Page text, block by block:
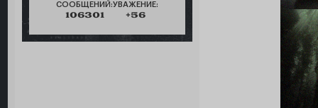
СООБЩЕНИЙ:
106301
УВАЖЕНИЕ:
+56